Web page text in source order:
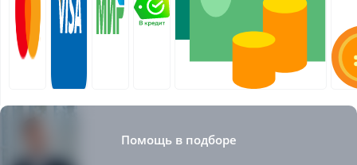
Помощь в подборе